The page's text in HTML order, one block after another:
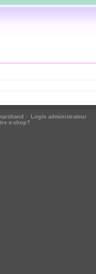
-
Login administrateur
e-shop?